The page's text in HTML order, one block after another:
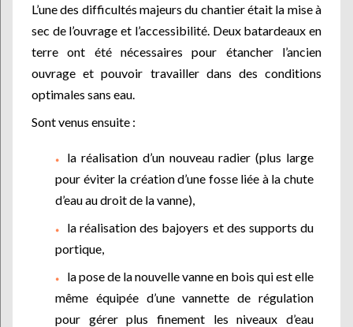
L’une des difficultés majeurs du chantier était la mise à
sec de l’ouvrage et l’accessibilité. Deux batardeaux en
terre ont été nécessaires pour étancher l’ancien
ouvrage et pouvoir travailler dans des conditions
optimales sans eau.
Sont venus ensuite :
la réalisation d’un nouveau radier (plus large
pour éviter la création d’une fosse liée à la chute
d’eau au droit de la vanne),
la réalisation des bajoyers et des supports du
portique,
la pose de la nouvelle vanne en bois qui est elle
même équipée d’une vannette de régulation
pour gérer plus finement les niveaux d’eau